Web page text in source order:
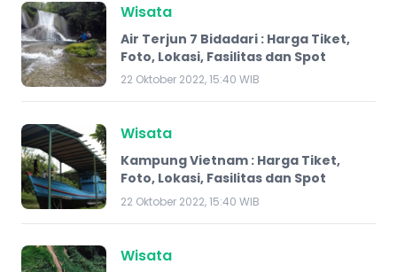
Wisata
Air Terjun 7 Bidadari : Harga Tiket,
Foto, Lokasi, Fasilitas dan Spot
22 Oktober 2022, 15:40 WIB
Wisata
Kampung Vietnam : Harga Tiket,
Foto, Lokasi, Fasilitas dan Spot
22 Oktober 2022, 15:40 WIB
Wisata